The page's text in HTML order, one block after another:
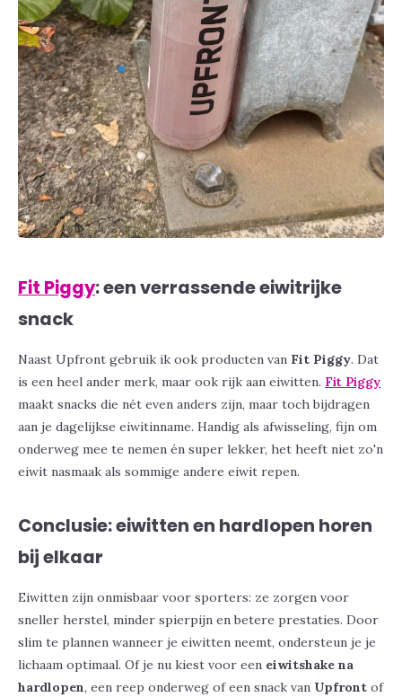
Fit Piggy: een verrassende eiwitrijke
snack
Naast Upfront gebruik ik ook producten van Fit Piggy. Dat
is een heel ander merk, maar ook rijk aan eiwitten. Fit Piggy
maakt snacks die nét even anders zijn, maar toch bijdragen
aan je dagelijkse eiwitinname. Handig als afwisseling, fijn om
onderweg mee te nemen én super lekker, het heeft niet zo'n
eiwit nasmaak als sommige andere eiwit repen.
Conclusie: eiwitten en hardlopen horen
bij elkaar
Eiwitten zijn onmisbaar voor sporters: ze zorgen voor
sneller herstel, minder spierpijn en betere prestaties. Door
slim te plannen wanneer je eiwitten neemt, ondersteun je je
lichaam optimaal. Of je nu kiest voor een eiwitshake na
hardlopen, een reep onderweg of een snack van Upfront of